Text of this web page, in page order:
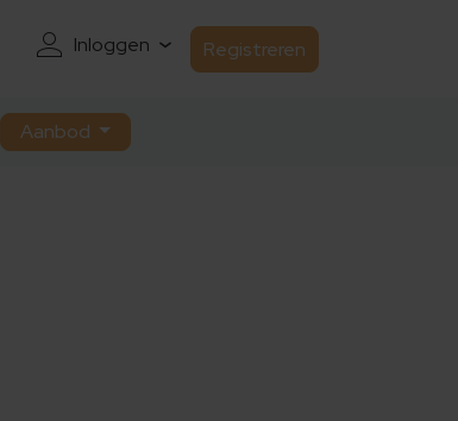
Inloggen Registreren
Aanbod